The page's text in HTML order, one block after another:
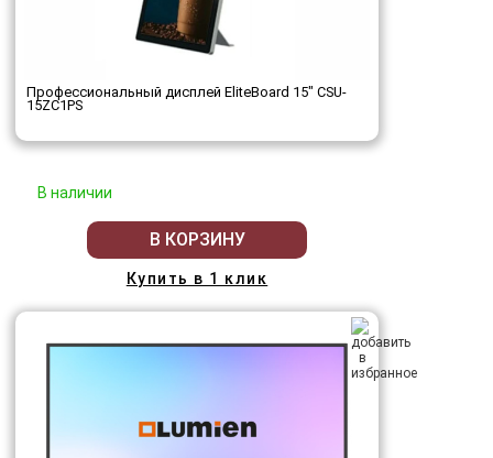
Профессиональный дисплей EliteBoard 15" CSU-
15ZC1PS
В наличии
В КОРЗИНУ
Купить в 1 клик